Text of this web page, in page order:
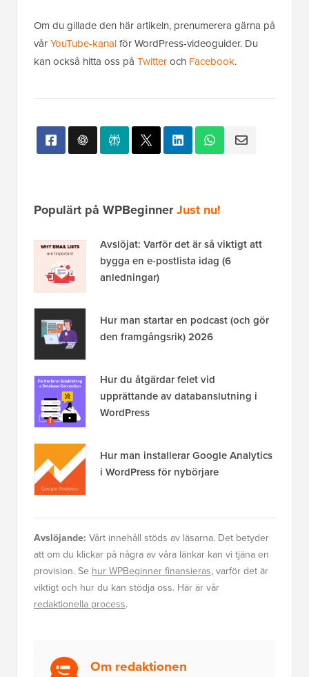
Om du gillade den här artikeln, prenumerera gärna på
vårYouTube-kanalför WordPress-videoguider. Du
kan också hitta oss på Twitteroch Facebook.
Populärt på WPBeginnerJust nu!
Avslöjat: Varför det är så viktigt att
bygga en e-postlista idag (6
anledningar)
Hur man startar en podcast (och gör
den framgångsrik) 2026
Hur du åtgärdar felet vid
upprättande av databanslutning i
WordPress
Hur man installerar Google Analytics
i WordPress för nybörjare
Avslöjande: Vårt innehåll stöds av läsarna. Det betyder
att om du klickar på några av våra länkar kan vi tjäna en
provision. Se hur WPBeginner finansieras, varför det är
viktigt och hur du kan stödja oss. Här är vår
redaktionella process.
Om redaktionen